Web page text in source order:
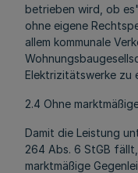
betrieben wird, ob
ohne eigene
allem kommunale
Elektrizitätswerke zu
2.4 Ohne
Damit die Leistung
264 Abs. 6 StGB
marktmäßige